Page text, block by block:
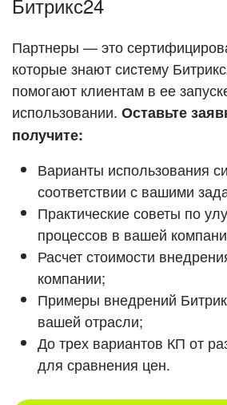
ВХОД
ВХОД
Кейсы
Смотреть
Партнеры — это
которые знают систему
помогают клиентам в ее
использовании. Оставьте
получите:
Варианты использования
соответствии с вашими
Практические советы по
процессов в вашей
Расчет стоимости
компании;
Примеры внедрений
вашей отрасли;
До трех вариантов КП от
для сравнения цен.